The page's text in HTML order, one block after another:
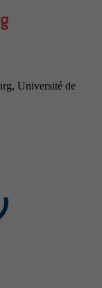
Université de